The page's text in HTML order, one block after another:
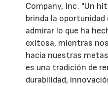
Company, Inc. "Un
brinda la
admirar lo que ha
exitosa, mientras
hacia nuestras
es una tradición de
durabilidad,